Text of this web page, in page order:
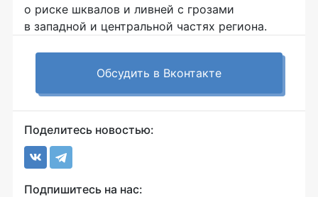
о риске шквалов и ливней с грозами
в западной и центральной частях региона.
Обсудить в Вконтакте
Поделитесь новостью:
Подпишитесь на нас: